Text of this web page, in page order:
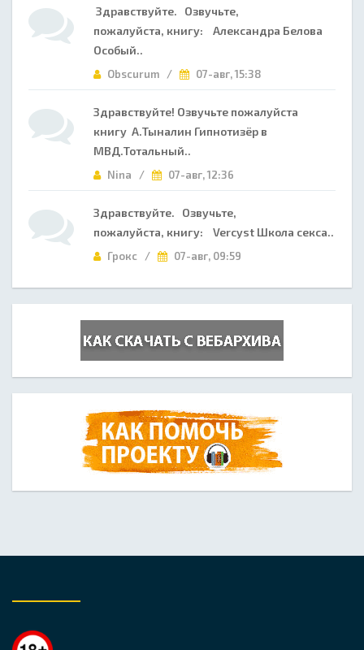
Здравствуйте. Озвучьте,
пожалуйста, книгу: Александра Белова
Особый..
Obscurum / 07-авг, 15:38
Здравствуйте! Озвучьте пожалуйста
книгу А.Тыналин Гипнотизёр в
МВД.Тотальный..
Nina / 07-авг, 12:36
Здравствуйте. Озвучьте,
пожалуйста, книгу: Vercyst Школа секса..
Грокс / 07-авг, 09:59